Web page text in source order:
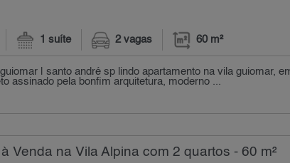
1 suíte 2 vagas 60 m²
| santo andré sp lindo apartamento na vila guiomar,
assinado pela bonfim arquitetura, moderno ...
Venda na Vila Alpina com 2 quartos - 60 m²